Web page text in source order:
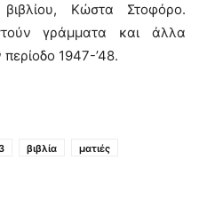
Κώστα Στοφόρο.
γράμματα και άλλα
1947-’48.
βιβλία
ματιές